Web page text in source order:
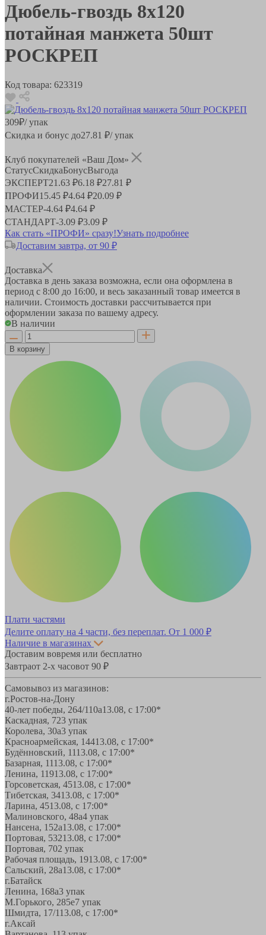
Дюбель-гвоздь 8х120
потайная манжета 50шт
РОСКРЕП
Код товара: 623319
309₽/ упак
Скидка и бонус до27.81 ₽/ упак
Клуб покупателей «Ваш Дом»
СтатусСкидкаБонусВыгода
ЭКСПЕРТ21.63 ₽6.18 ₽27.81 ₽
ПРОФИ15.45 ₽4.64 ₽20.09 ₽
МАСТЕР-4.64 ₽4.64 ₽
СТАНДАРТ-3.09 ₽3.09 ₽
Как стать «ПРОФИ» сразу!Узнать подробнее
Доставим завтра, от 90 ₽
Доставка
Доставка в день заказа возможна, если она оформлена в
период с 8:00 до 16:00, и весь заказанный товар имеется в
наличии. Стоимость доставки рассчитывается при
оформлении заказа по вашему адресу.
В наличии
В корзину
Плати частями
Делите оплату на 4 части, без переплат. От 1 000 ₽
Наличие в магазинах
Доставим вовремя или бесплатно
Завтраот 2-х часовот 90 ₽
Самовывоз из магазинов:
г.Ростов-на-Дону
40-лет победы, 264/110а13.08, с 17:00*
Каскадная, 723 упак
Королева, 30а3 упак
Красноармейская, 14413.08, с 17:00*
Будённовский, 1113.08, с 17:00*
Базарная, 1113.08, с 17:00*
Ленина, 11913.08, с 17:00*
Горсоветская, 4513.08, с 17:00*
Тибетская, 3413.08, с 17:00*
Ларина, 4513.08, с 17:00*
Малиновского, 48а4 упак
Нансена, 152а13.08, с 17:00*
Портовая, 53213.08, с 17:00*
Портовая, 702 упак
Рабочая площадь, 1913.08, с 17:00*
Сальский, 28a13.08, с 17:00*
г.Батайск
Ленина, 168а3 упак
М.Горького, 285е7 упак
Шмидта, 17/113.08, с 17:00*
г.Аксай